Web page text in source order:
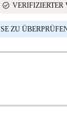
check_circle VERIFIZIERTER
ZU